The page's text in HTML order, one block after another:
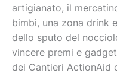
artigianato, il
bimbi, una zona drink
dello sputo del
vincere premi e
dei Cantieri ActionAid